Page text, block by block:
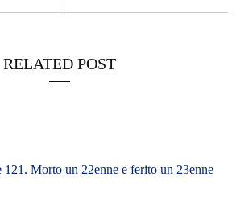
RELATED POST
121. Morto un 22enne e ferito un 23enne